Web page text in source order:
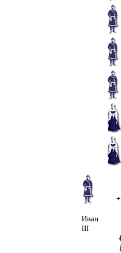
Иван
III
+